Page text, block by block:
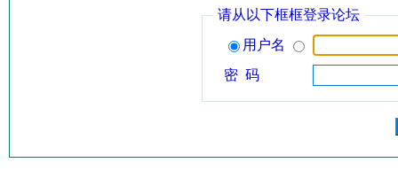
请从以下框框登录论坛
用户名
密 码